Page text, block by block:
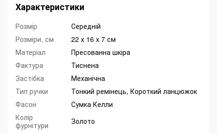
Характеристики
Розмір
Середній
Розміри, см
22 х 16 х 7 см
Матеріал
Пресованна шкіра
Фактура
Тиснена
Застібка
Механічна
Тип ручки
Тонкий ремінець, Короткий ланцюжок
Фасон
Сумка Келли
Колір
фурнітури
Золото